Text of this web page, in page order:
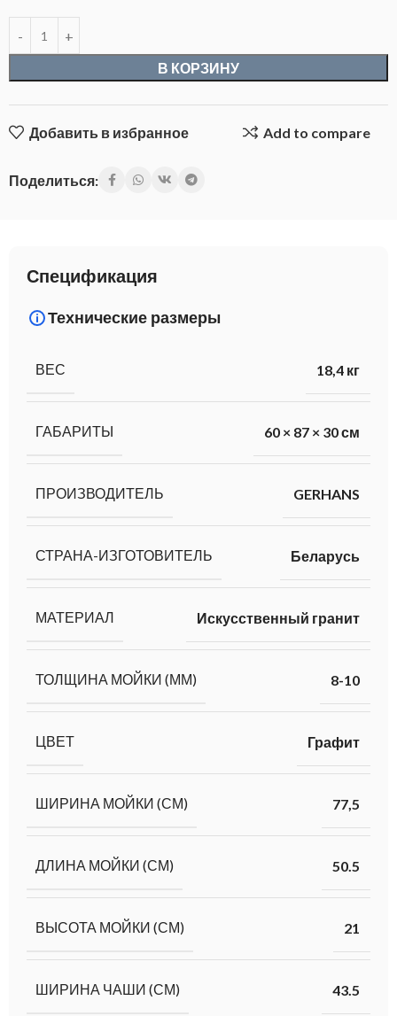
В КОРЗИНУ
Добавить в избранное Add to compare
Поделиться:
Спецификация
Технические размеры
ВЕС 18,4 кг
ГАБАРИТЫ 60 × 87 × 30 см
ПРОИЗВОДИТЕЛЬ GERHANS
СТРАНА-ИЗГОТОВИТЕЛЬ Беларусь
МАТЕРИАЛ Искусственный гранит
ТОЛЩИНА МОЙКИ (ММ) 8-10
ЦВЕТ Графит
ШИРИНА МОЙКИ (СМ) 77,5
ДЛИНА МОЙКИ (СМ) 50.5
ВЫСОТА МОЙКИ (СМ) 21
ШИРИНА ЧАШИ (СМ) 43.5